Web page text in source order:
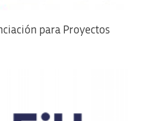
para Proyectos